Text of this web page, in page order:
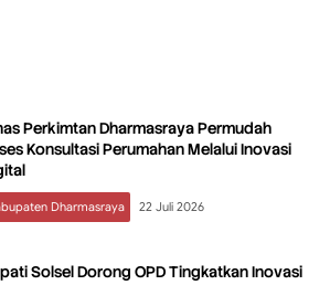
Perkimtan Dharmasraya Permudah
Konsultasi Perumahan Melalui Inovasi
Dharmasraya 22 Juli 2026
Solsel Dorong OPD Tingkatkan Inovasi